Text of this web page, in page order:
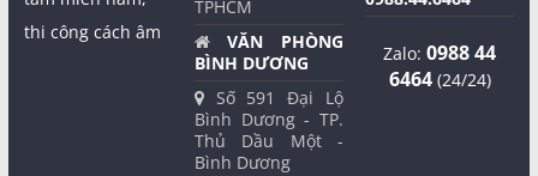
thi công cách âm
TPHCM
VĂN PHÒNG
BÌNH DƯƠNG
Số 591 Đại Lộ
Bình Dương - TP.
Thủ Dầu Một -
Bình Dương
Zalo:0988 44
6464(24/24)